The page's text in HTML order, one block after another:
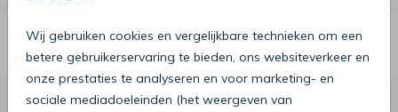
Wij gebruiken cookies en vergelijkbare technieken om een
betere gebruikerservaring te bieden, ons websiteverkeer en
onze prestaties te analyseren en voor marketing- en
sociale mediadoeleinden (het weergeven van
Deze producten zijn wellicht ook iets
voor je